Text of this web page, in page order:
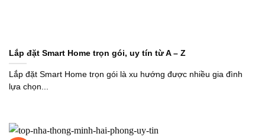
Lắp đặt Smart Home trọn gói, uy tín từ A – Z
Lắp đặt Smart Home trọn gói là xu hướng được nhiều gia đình
lựa chọn...